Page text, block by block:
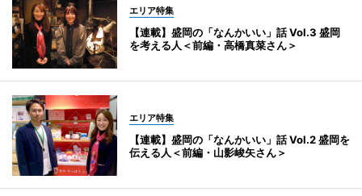
エリア特集
【連載】盛岡の「なんかいい」話 Vol.3 盛岡
を考える人＜前編・高橋真菜さん＞
エリア特集
【連載】盛岡の「なんかいい」話 Vol.2 盛岡を
伝える人＜前編・山影峻矢さん＞